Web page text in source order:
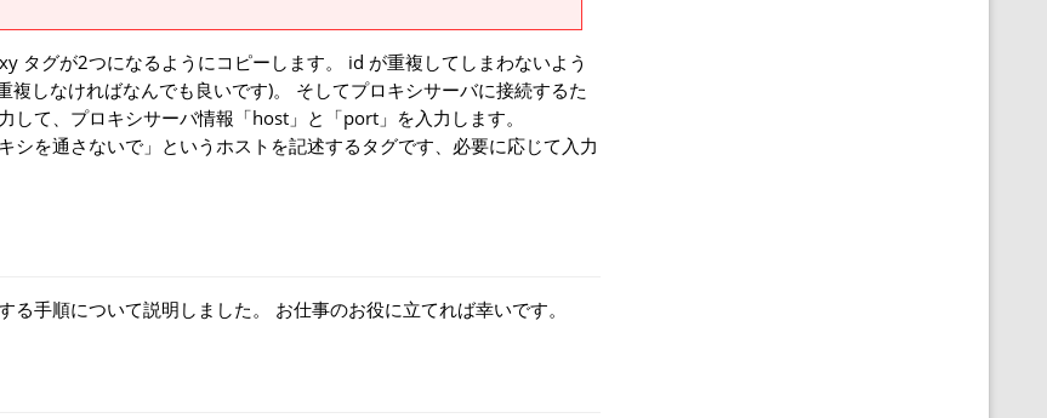
グが2つになるようにコピーします。 id が重複してしまわないよう
しなければなんでも良いです)。 そしてプロキシサーバに接続するた
て、プロキシサーバ情報「host」と「port」を入力します。
シを通さないで」というホストを記述するタグです、必要に応じて入力
手順について説明しました。 お仕事のお役に立てれば幸いです。